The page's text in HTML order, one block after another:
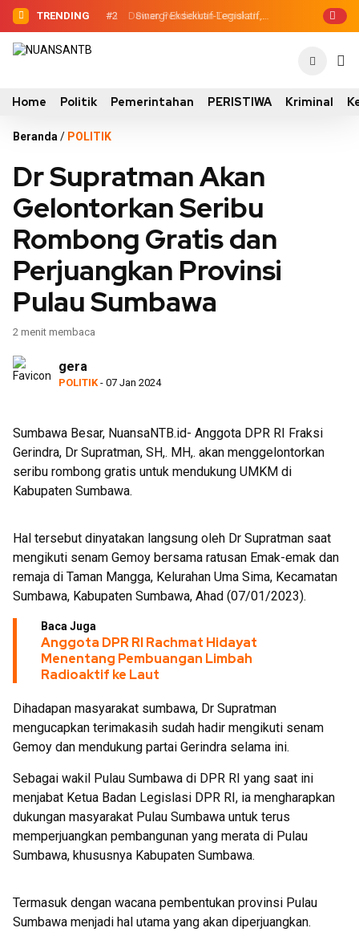
TRENDING #2 Sinergi Eksekutif-Legislatif,
#3 Dewan Pendidikan Temukan Kondisi
Home Politik Pemerintahan PERISTIWA Kriminal
Beranda / POLITIK
Dr Supratman Akan
Gelontorkan Seribu
Rombong Gratis dan
Perjuangkan Provinsi
Pulau Sumbawa
2 menit membaca
gera
POLITIK - 07 Jan 2024
Sumbawa Besar, NuansaNTB.id- Anggota DPR RI Fraksi
Gerindra, Dr Supratman, SH,. MH,. akan menggelontorkan
seribu rombong gratis untuk mendukung UMKM di
Kabupaten Sumbawa.
Hal tersebut dinyatakan langsung oleh Dr Supratman saat
mengikuti senam Gemoy bersama ratusan Emak-emak dan
remaja di Taman Mangga, Kelurahan Uma Sima, Kecamatan
Sumbawa, Kabupaten Sumbawa, Ahad (07/01/2023).
Baca Juga
Anggota DPR RI Rachmat Hidayat
Menentang Pembuangan Limbah
Radioaktif ke Laut
Dihadapan masyarakat sumbawa, Dr Supratman
mengucapkan terimakasih sudah hadir mengikuti senam
Gemoy dan mendukung partai Gerindra selama ini.
Sebagai wakil Pulau Sumbawa di DPR RI yang saat ini
menjabat Ketua Badan Legislasi DPR RI, ia mengharapkan
dukungan masyarakat Pulau Sumbawa untuk terus
memperjuangkan pembangunan yang merata di Pulau
Sumbawa, khususnya Kabupaten Sumbawa.
Termasuk dengan wacana pembentukan provinsi Pulau
Sumbawa menjadi hal utama yang akan diperjuangkan.